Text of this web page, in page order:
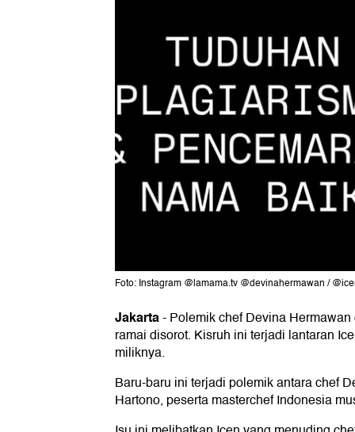
Foto: Instagram @lamama.tv @devinahermawan /
Jakarta-Polemik chef Devina
ramai disorot. Kisruh ini terjadi lantaran
miliknya.
Baru-baru ini terjadi polemik antara chef
Hartono, peserta masterchef Indonesia